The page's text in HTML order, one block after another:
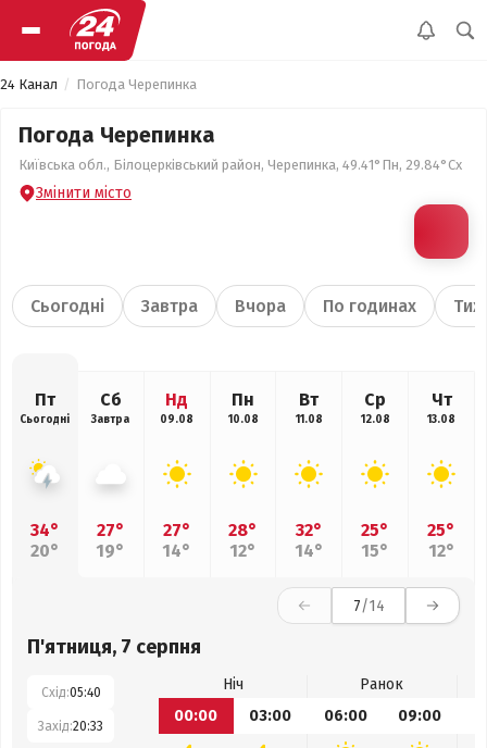
24 Канал Погода Черепинка
Погода Черепинка
Київська обл., Білоцерківський район, Черепинка, 49.41°Пн, 29.84°Сх
Змінити місто
Сьогодні Завтра Вчора По годинах
Пт
Сьогодні
34°
20°
Сб
Завтра
27°
19°
Нд
09.08
27°
14°
Пн
10.08
28°
12°
Вт
11.08
32°
14°
Ср
12.08
25°
15°
Чт
13.08
25°
12°
7/14
П'ятниця, 7 серпня
Схід:05:40
Захід:20:33
Ніч
Ранок
00:00
03:00 06:00 09:00